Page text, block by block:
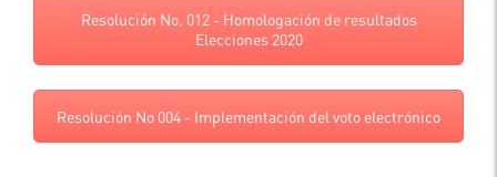
Resolución No. 012 - Homologación de resultados
Elecciones 2020
Resolución No 004 - Implementación del voto electrónico